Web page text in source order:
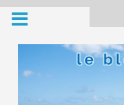
Skip
content